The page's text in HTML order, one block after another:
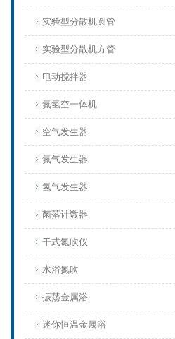
实验型分散机圆管
实验型分散机方管
电动搅拌器
氮氢空一体机
空气发生器
氮气发生器
氢气发生器
菌落计数器
干式氮吹仪
水浴氮吹
振荡金属浴
迷你恒温金属浴